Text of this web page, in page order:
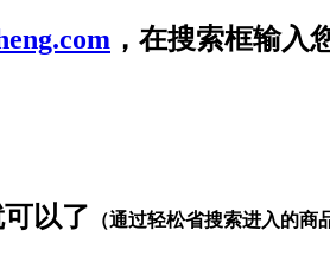
，在搜索框输入
以了 （通过轻松省搜索进入的商